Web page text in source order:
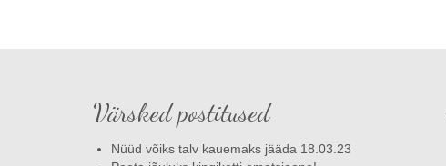
Värsked postitused
Nüüd võiks talv kauemaks jääda 18.03.23